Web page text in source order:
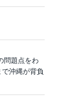
問題点をわ
沖縄が背負